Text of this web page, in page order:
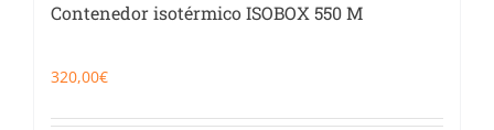
Contenedor isotérmico ISOBOX 550 M
320,00€